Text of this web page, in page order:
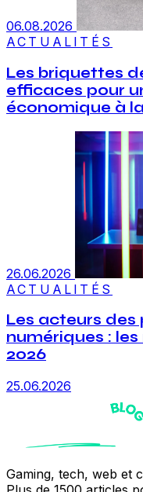
06.08.2026
ACTUALITÉS
Les briquettes
efficaces pour
économique à
26.06.2026
ACTUALITÉS
Les acteurs
numériques :
2026
25.06.2026
Gaming, tech, web et